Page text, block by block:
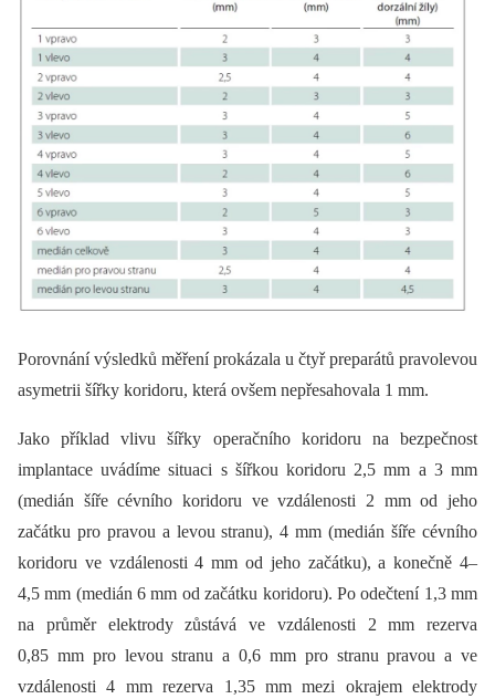
Porovnání výsledků měření prokázala u čtyř preparátů pravolevou
asymetrii šířky koridoru, která ovšem nepřesahovala 1 mm.
Jako příklad vlivu šířky operačního koridoru na bezpečnost
implantace uvádíme situaci s šířkou koridoru 2,5 mm a 3 mm
(medián šíře cévního koridoru ve vzdálenosti 2 mm od jeho
začátku pro pravou a levou stranu), 4 mm (medián šíře cévního
koridoru ve vzdálenosti 4 mm od jeho začátku), a konečně 4–
4,5 mm (medián 6 mm od začátku koridoru). Po odečtení 1,3 mm
na průměr elektrody zůstává ve vzdálenosti 2 mm rezerva
0,85 mm pro levou stranu a 0,6 mm pro stranu pravou a ve
vzdálenosti 4 mm rezerva 1,35 mm mezi okrajem elektrody